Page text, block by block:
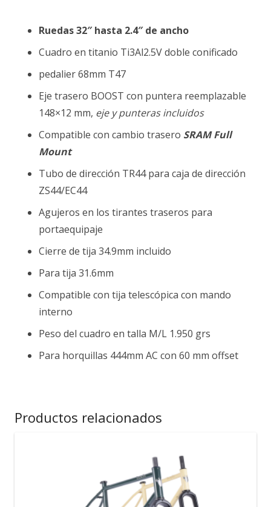
Ruedas 32″ hasta 2.4″ de ancho
Cuadro en titanio Ti3Al2.5V doble conificado
pedalier 68mm T47
Eje trasero BOOST con puntera reemplazable
148×12 mm, eje y punteras incluidos
Compatible con cambio trasero SRAM Full
Mount
Tubo de dirección TR44 para caja de dirección
ZS44/EC44
Agujeros en los tirantes traseros para
portaequipaje
Cierre de tija 34.9mm incluido
Para tija 31.6mm
Compatible con tija telescópica con mando
interno
Peso del cuadro en talla M/L 1.950 grs
Para horquillas 444mm AC con 60 mm offset
Productos relacionados